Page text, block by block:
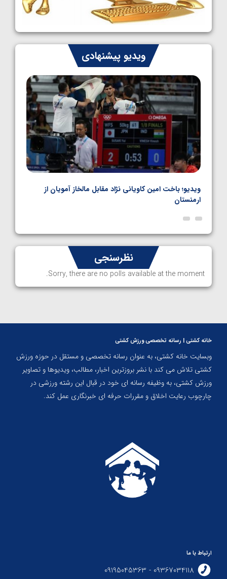
کشتی فرنگی نوجوانان جهان؛ سکوی تیمی
سوم برای ایران
1405/05/07
ایران چشم به راه چهار مدال در پنج وزن دوم
کشتی فرنگی نوجوانان جهان
1405/05/06
ویدیو پیشنهادی
ویدیو؛ باخت امین کاویانی نژاد مقابل مالخاز آمویان از
ارمنستان
نظرسنجی
Sorry, there are no polls available at the moment.
خانه کشتی | رسانه تخصصی ورزش کشتی
وبسایت خانه کشتی، به عنوان رسانه تخصصی و مستقل در حوزه ورزش
کشتی تلاش می کند با نشر بروزترین اخبار، مطالب، ویدیوها و تصاویر
ورزش کشتی، به وظیفه رسانه ای خود در قبال این رشته ورزشی در
چارچوب رعایت اخلاق و مقررات حرفه ای خبرنگاری عمل کند.
ارتباط با ما
09367034118 - 09195045363